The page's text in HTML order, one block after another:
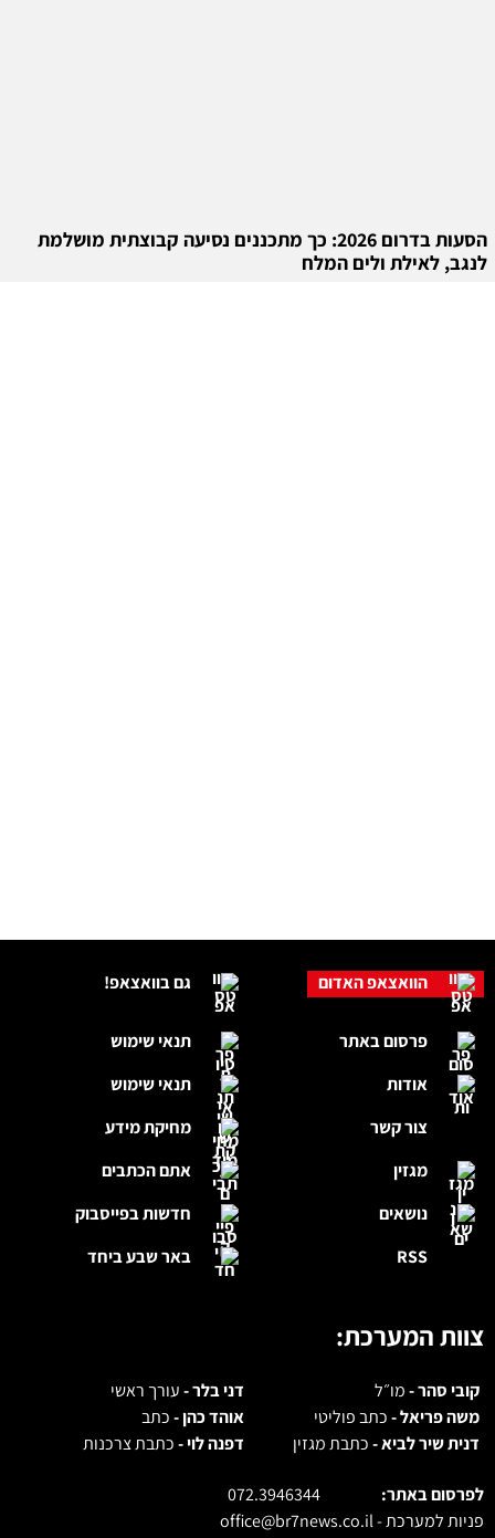
הסעות בדרום 2026: כך מתכננים נסיעה קבוצתית מושלמת
לנגב, לאילת ולים המלח
גם בוואצאפ!
תנאי שימוש
תנאי שימוש
מחיקת מידע
אתם הכתבים
חדשות בפייסבוק
באר שבע ביחד
הוואצאפ האדום
פרסום באתר
אודות
צור קשר
מגזין
נושאים
RSS
צוות המערכת:
קובי סהר -מו״ל דני בלר -עורך ראשי
משה פריאל -כתב פוליטי אוהד כהן -כתב
דנית שיר לביא -כתבת מגזין דפנה לוי -כתבת צרכנות
לפרסום באתר:
072.3946344
פניות למערכת -office@br7news.co.il